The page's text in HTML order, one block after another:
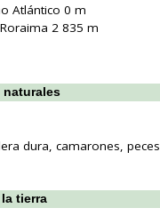
Atlántico 0 m
2 835 m
naturales
dura, camarones, peces
tierra